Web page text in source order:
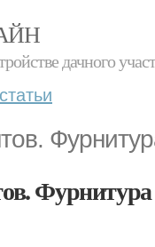
дачного
статьи
Фурнитура